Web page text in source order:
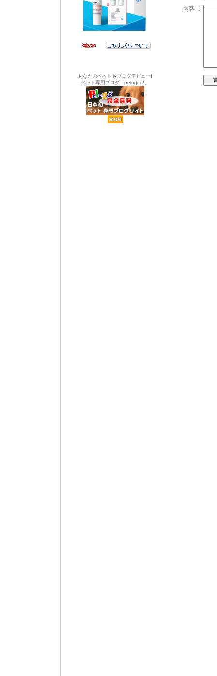
あなたのペットもブログデビュー!
ペット専用ブログ「pelogoo!」
内容 ：